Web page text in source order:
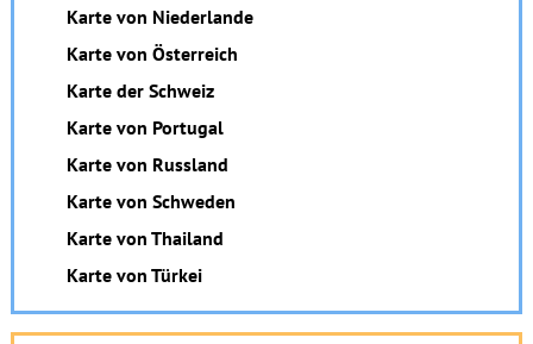
Karte von Niederlande
Karte von Österreich
Karte der Schweiz
Karte von Portugal
Karte von Russland
Karte von Schweden
Karte von Thailand
Karte von Türkei